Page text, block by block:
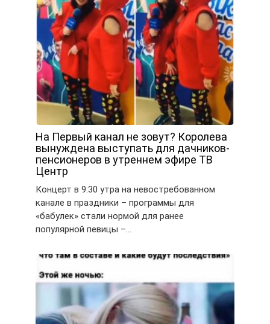
На Первый канал не зовут? Королева
вынуждена выступать для дачников-
пенсионеров в утреннем эфире ТВ
Центр
Концерт в 9:30 утра на невостребованном
канале в праздники – программы для
«бабулек» стали нормой для ранее
популярной певицы –…